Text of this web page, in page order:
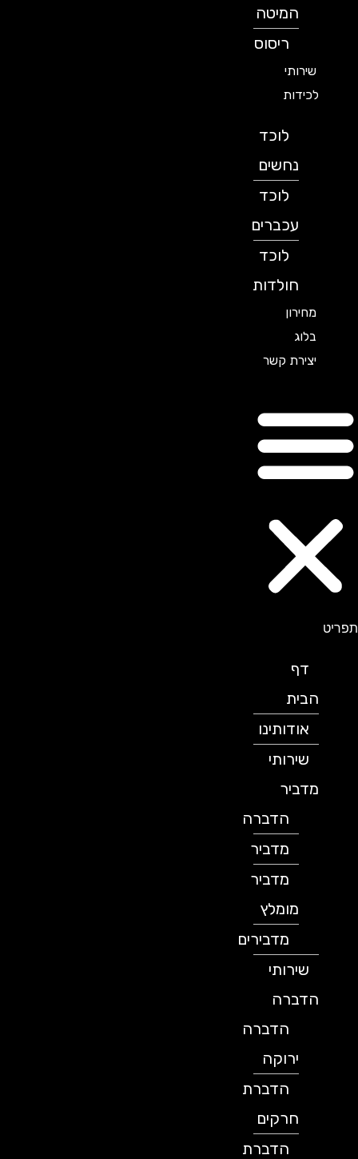
המיטה
ריסוס
שירותי
לכידות
לוכד
נחשים
לוכד
עכברים
לוכד
חולדות
מחירון
בלוג
יצירת קשר
תפריט
דף
הבית
אודותינו
שירותי
מדביר
הדברה
מדביר
מדביר
מומלץ
מדבירים
שירותי
הדברה
הדברה
ירוקה
הדברת
חרקים
הדברת